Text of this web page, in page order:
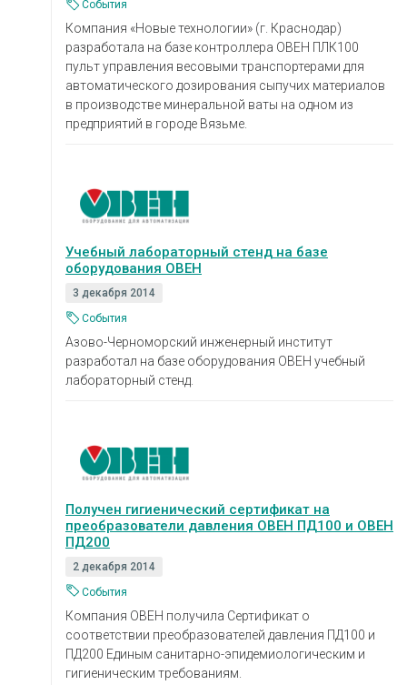
События
Компания «Новые технологии» (г. Краснодар)
разработала на базе контроллера ОВЕН ПЛК100
пульт управления весовыми транспортерами для
автоматического дозирования сыпучих материалов
в производстве минеральной ваты на одном из
предприятий в городе Вязьме.
Учебный лабораторный стенд на базе
оборудования ОВЕН
3 декабря 2014
События
Азово-Черноморский инженерный институт
разработал на базе оборудования ОВЕН учебный
лабораторный стенд.
Получен гигиенический сертификат на
преобразователи давления ОВЕН ПД100 и ОВЕН
ПД200
2 декабря 2014
События
Компания ОВЕН получила Сертификат о
соответствии преобразователей давления ПД100 и
ПД200 Единым санитарно-эпидемиологическим и
гигиеническим требованиям.